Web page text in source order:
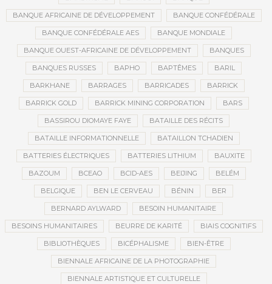
BANQUE AFRICAINE DE DÉVELOPPEMENT BANQUE CONFÉDÉRALE
BANQUE CONFÉDÉRALE AES BANQUE MONDIALE
BANQUE OUEST-AFRICAINE DE DÉVELOPPEMENT BANQUES
BANQUES RUSSES BAPHO BAPTÊMES BARIL
BARKHANE BARRAGES BARRICADES BARRICK
BARRICK GOLD BARRICK MINING CORPORATION BARS
BASSIROU DIOMAYE FAYE BATAILLE DES RÉCITS
BATAILLE INFORMATIONNELLE BATAILLON TCHADIEN
BATTERIES ÉLECTRIQUES BATTERIES LITHIUM BAUXITE
BAZOUM BCEAO BCID-AES BEIJING BELÉM
BELGIQUE BEN LE CERVEAU BÉNIN BER
BERNARD AYLWARD BESOIN HUMANITAIRE
BESOINS HUMANITAIRES BEURRE DE KARITÉ BIAIS COGNITIFS
BIBLIOTHÈQUES BICÉPHALISME BIEN-ÊTRE
BIENNALE AFRICAINE DE LA PHOTOGRAPHIE
BIENNALE ARTISTIQUE ET CULTURELLE